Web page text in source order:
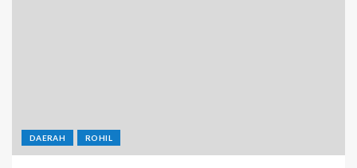
DAERAH ROHIL